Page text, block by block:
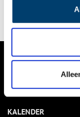
NIEUWS
KALENDER